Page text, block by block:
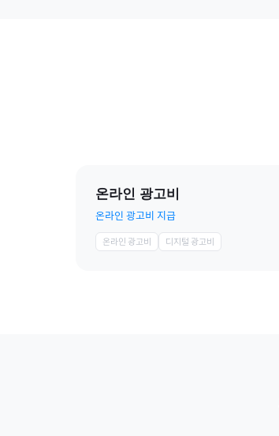
온라인 광고비
온라인 광고비 지급
온라인 광고비 디지털 광고비